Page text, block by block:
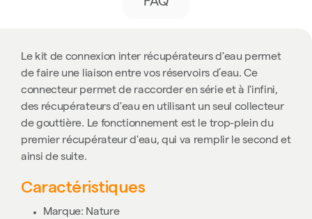
Le kit de connexion inter récupérateurs d'eau permet
de faire une liaison entre vos réservoirs d’eau. Ce
connecteur permet de raccorder en série et à l'infini,
des récupérateurs d'eau en utilisant un seul collecteur
de gouttière. Le fonctionnement est le trop-plein du
premier récupérateur d'eau, qui va remplir le second et
ainsi de suite.
Caractéristiques
Marque: Nature